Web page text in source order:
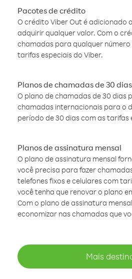
Pacotes de crédito
O crédito Viber Out é adicionado
adquirir qualquer valor. Com o
chamadas para qualquer
tarifas especiais do Viber.
Planos de chamadas de 30 dias
O plano de chamadas de 30 dias
chamadas internacionais para o
período de 30 dias com as tarifas
Planos de assinatura mensal
O plano de assinatura mensal
você precisa para fazer
telefones fixos e celulares com
você tenha que renovar o plano
Com o plano de assinatura
economizar nas chamadas que
Mais